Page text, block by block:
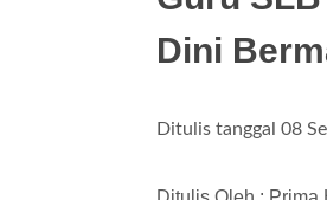
Dini
Ditulis tanggal 08